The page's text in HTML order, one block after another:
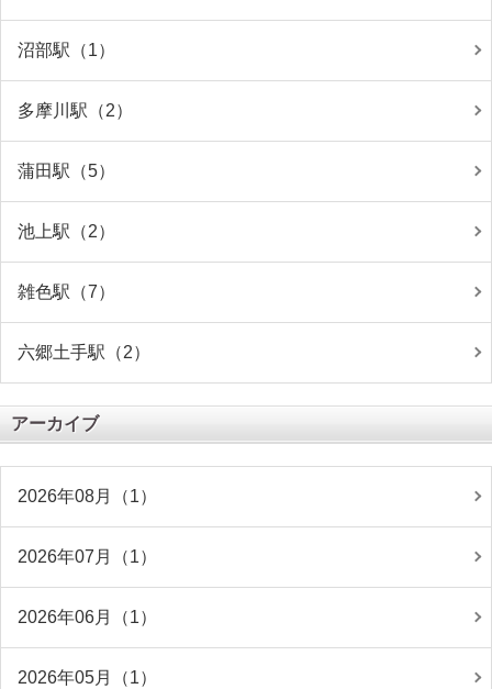
沼部駅（1）
多摩川駅（2）
蒲田駅（5）
池上駅（2）
雑色駅（7）
六郷土手駅（2）
アーカイブ
2026年08月（1）
2026年07月（1）
2026年06月（1）
2026年05月（1）